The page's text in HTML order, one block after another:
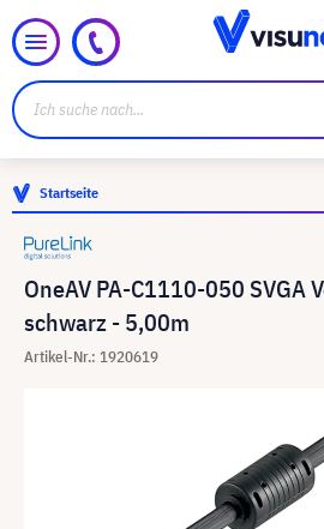
Startseite
OneAV PA-C1110-050 SVGA
schwarz - 5,00m
Artikel-Nr.: 1920619